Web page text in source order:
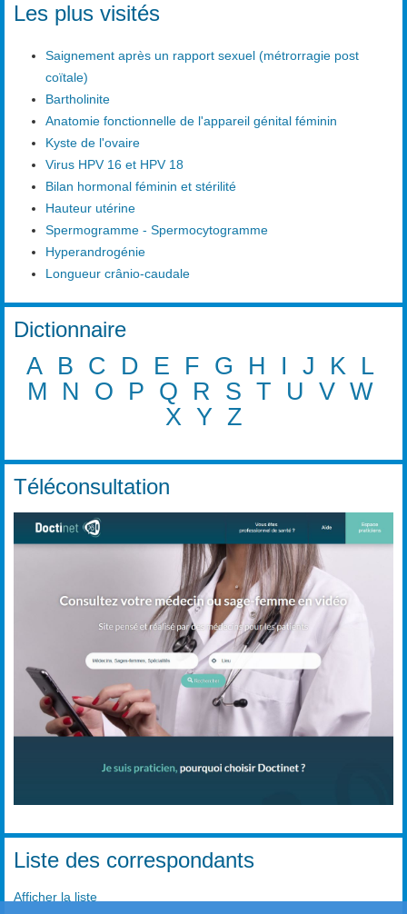
Les plus visités
Saignement après un rapport sexuel (métrorragie post
coïtale)
Bartholinite
Anatomie fonctionnelle de l'appareil génital féminin
Kyste de l'ovaire
Virus HPV 16 et HPV 18
Bilan hormonal féminin et stérilité
Hauteur utérine
Spermogramme - Spermocytogramme
Hyperandrogénie
Longueur crânio-caudale
Dictionnaire
A B C D E F G H I J K
L
M
N O P Q R S T U V W
X Y Z
Téléconsultation
Liste des correspondants
Afficher la liste